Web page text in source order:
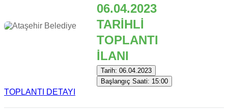
06.04.2023
TARİHLİ
TOPLANTI
İLANI
Tarih: 06.04.2023
Başlangıç Saati: 15:00
TOPLANTI DETAYI